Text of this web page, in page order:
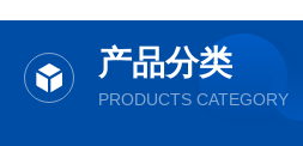
产品分类
PRODUCTS CATEGORY